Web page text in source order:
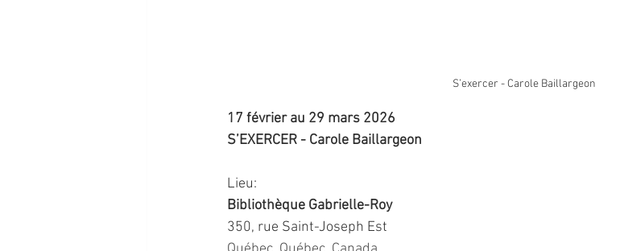
S’exercer - Carole Baillargeon
17 février au 29 mars 2026
S’EXERCER - Carole Baillargeon
Lieu:
Bibliothèque Gabrielle-Roy
350, rue Saint-Joseph Est